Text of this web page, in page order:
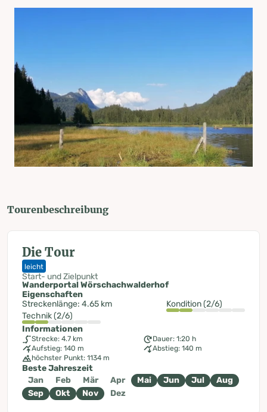
Tourenbeschreibung
Die Tour
leicht
Start- und Zielpunkt
Wanderportal Wörschachwalderhof
Eigenschaften
Streckenlänge: 4.65 km
Kondition (2/6)
Technik (2/6)
Informationen
Strecke: 4.7 km
Dauer: 1:20 h
Aufstieg: 140 m
Abstieg: 140 m
höchster Punkt: 1134 m
Beste Jahreszeit
Jan
Feb Mär Apr Mai Jun Jul
Aug
Sep
Okt Nov Dez